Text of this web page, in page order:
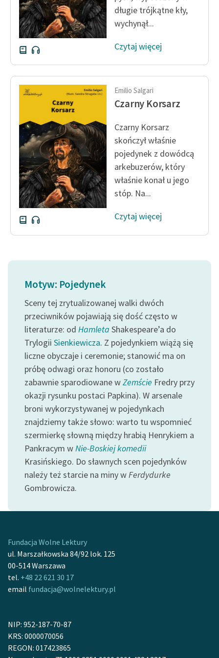
Ręce pełne poezji
Kolekcje edukacyjne
twórców przechodzących
do domeny publicznej,
lektur szkolnych oraz
Odkurzamy bohaterów
Szkoła Poezji Wolnych
Lektur
O nas
Kontakt
O projekcie
Zespół
Materiały promocyjne
Polityka prywatności
Regulamin biblioteki
Dane fundacji i
sprawozdania finansowe
Regulamin darowizn
Informacja o treściach
wrażliwych
Deklaracja dostępności
długie trójkątne kły,
wychynął...
Czytaj więcej
Emilio Salgari
Czarny Korsarz
Czarny Korsarz
skończył właśnie
pojedynek z dowódcą
arkebuzerów, który
właśnie konał u jego
stóp. Na...
Czytaj więcej
Motyw: Pojedynek
Sceny tej zrytualizowanej walki dwóch
przeciwników pojawiają się dość często w
literaturze: od Hamleta Shakespeare’a do
Trylogii Sienkiewicza. Z pojedynkiem wiążą się
liczne obyczaje i ceremonie; stanowić ma on
próbę odwagi oraz honoru (co zostało
zabawnie sparodiowane wZemście Fredry przy
okazji rysunku postaci Papkina). W arsenale
broni wykorzystywanej w pojedynkach
znajdziemy także słowo: warto tu wspomnieć
szermierkę słowną między hrabią Henrykiem a
Pankracym w Nie-Boskiej komedii
Krasińskiego. Do sławnych scen pojedynków
należy też starcie na miny w Ferdydurke
Gombrowicza.
Fundacja Wolne Lektury
ul. Marszałkowska 84/92 lok. 125
00-514 Warszawa
tel. +48 22 621 30 17
email fundacja@wolnelektury.pl
NIP: 952-187-70-87
KRS: 0000070056
REGON: 017423865